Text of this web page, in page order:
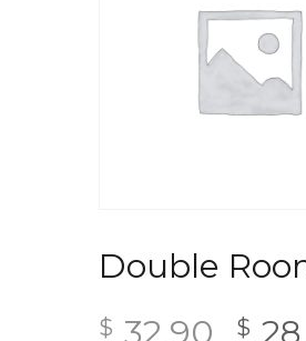
Double
$ 32.90 $